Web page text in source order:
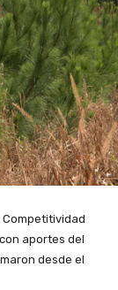
Competitividad
aportes del
desde el